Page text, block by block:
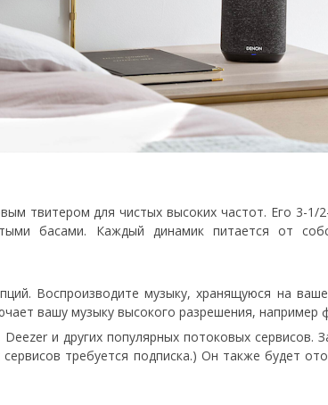
твитером для чистых высоких частот. Его 3-1/
басами. Каждый динамик питается от
Воспроизводите музыку, хранящуюся на
вашу музыку высокого разрешения, например
и других популярных потоковых сервисов.
требуется подписка.) Он также будет